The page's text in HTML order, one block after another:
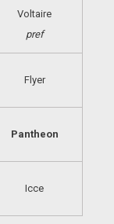
Voltaire
pref
Flyer
Pantheon
Icce